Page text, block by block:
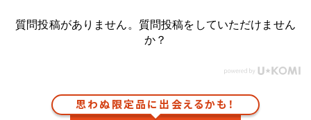
質問投稿がありません。質問投稿をしていただけません
か？
思わぬ限定品に出会えるかも！